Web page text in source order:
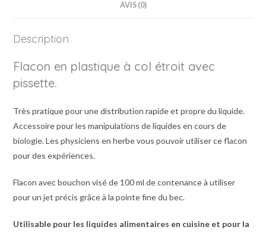
AVIS (0)
Description
Flacon en plastique à col étroit avec
pissette.
Très pratique pour une distribution rapide et propre du liquide.
Accessoire pour les manipulations de liquides en cours de
biologie. Les physiciens en herbe vous pouvoir utiliser ce flacon
pour des expériences.
Flacon avec bouchon visé de 100 ml de contenance à utiliser
pour un jet précis grâce à la pointe fine du bec.
Utilisable pour les liquides alimentaires en cuisine et pour la